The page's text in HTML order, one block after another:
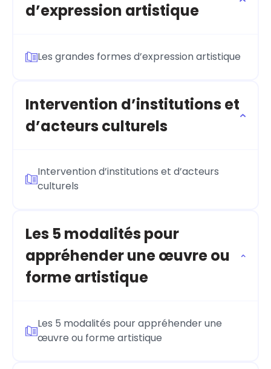
d’expression artistique
Les grandes formes d’expression artistique
Intervention d’institutions et
d’acteurs culturels
Intervention d’institutions et d’acteurs
culturels
Les 5 modalités pour
appréhender une œuvre ou
forme artistique
Les 5 modalités pour appréhender une
œuvre ou forme artistique